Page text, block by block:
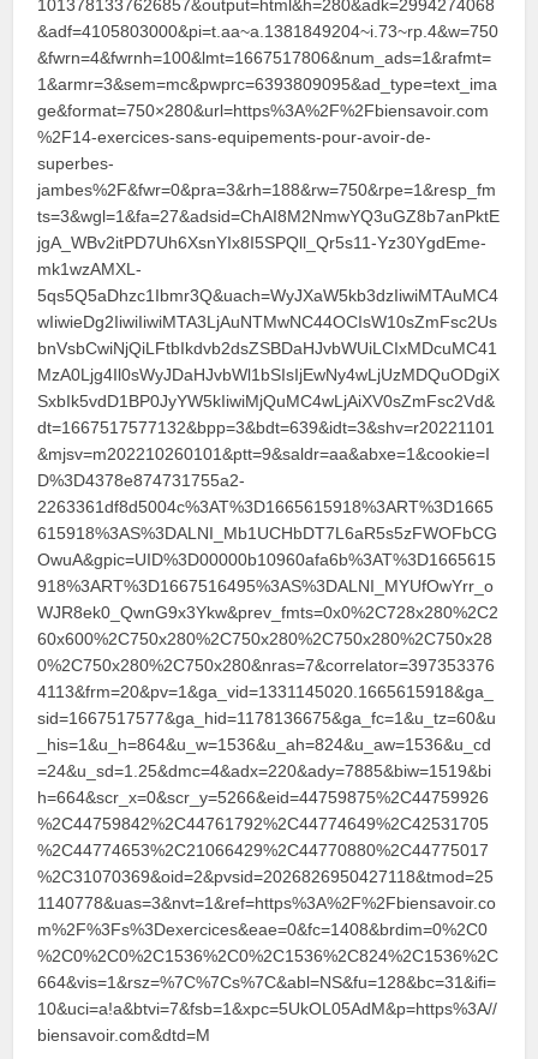
1013781337626857&output=html&h=280&adk=2994274068
&adf=4105803000&pi=t.aa~a.1381849204~i.73~rp.4&w=750
&fwrn=4&fwrnh=100&lmt=1667517806&num_ads=1&rafmt=
1&armr=3&sem=mc&pwprc=6393809095&ad_type=text_ima
ge&format=750×280&url=https%3A%2F%2Fbiensavoir.com
%2F14-exercices-sans-equipements-pour-avoir-de-
superbes-
jambes%2F&fwr=0&pra=3&rh=188&rw=750&rpe=1&resp_fm
ts=3&wgl=1&fa=27&adsid=ChAI8M2NmwYQ3uGZ8b7anPktE
jgA_WBv2itPD7Uh6XsnYIx8I5SPQll_Qr5s11-Yz30YgdEme-
mk1wzAMXL-
5qs5Q5aDhzc1Ibmr3Q&uach=WyJXaW5kb3dzIiwiMTAuMC4
wIiwieDg2IiwiIiwiMTA3LjAuNTMwNC44OCIsW10sZmFsc2Us
bnVsbCwiNjQiLFtbIkdvb2dsZSBDaHJvbWUiLCIxMDcuMC41
MzA0Ljg4Il0sWyJDaHJvbWl1bSIsIjEwNy4wLjUzMDQuODgiX
SxbIk5vdD1BP0JyYW5kIiwiMjQuMC4wLjAiXV0sZmFsc2Vd&
dt=1667517577132&bpp=3&bdt=639&idt=3&shv=r20221101
&mjsv=m202210260101&ptt=9&saldr=aa&abxe=1&cookie=I
D%3D4378e874731755a2-
2263361df8d5004c%3AT%3D1665615918%3ART%3D1665
615918%3AS%3DALNI_Mb1UCHbDT7L6aR5s5zFWOFbCG
OwuA&gpic=UID%3D00000b10960afa6b%3AT%3D1665615
918%3ART%3D1667516495%3AS%3DALNI_MYUfOwYrr_o
WJR8ek0_QwnG9x3Ykw&prev_fmts=0x0%2C728x280%2C2
60x600%2C750x280%2C750x280%2C750x280%2C750x28
0%2C750x280%2C750x280&nras=7&correlator=397353376
4113&frm=20&pv=1&ga_vid=1331145020.1665615918&ga_
sid=1667517577&ga_hid=1178136675&ga_fc=1&u_tz=60&u
_his=1&u_h=864&u_w=1536&u_ah=824&u_aw=1536&u_cd
=24&u_sd=1.25&dmc=4&adx=220&ady=7885&biw=1519&bi
h=664&scr_x=0&scr_y=5266&eid=44759875%2C44759926
%2C44759842%2C44761792%2C44774649%2C42531705
%2C44774653%2C21066429%2C44770880%2C44775017
%2C31070369&oid=2&pvsid=2026826950427118&tmod=25
1140778&uas=3&nvt=1&ref=https%3A%2F%2Fbiensavoir.co
m%2F%3Fs%3Dexercices&eae=0&fc=1408&brdim=0%2C0
%2C0%2C0%2C1536%2C0%2C1536%2C824%2C1536%2C
664&vis=1&rsz=%7C%7Cs%7C&abl=NS&fu=128&bc=31&ifi=
10&uci=a!a&btvi=7&fsb=1&xpc=5UkOL05AdM&p=https%3A//
biensavoir.com&dtd=M